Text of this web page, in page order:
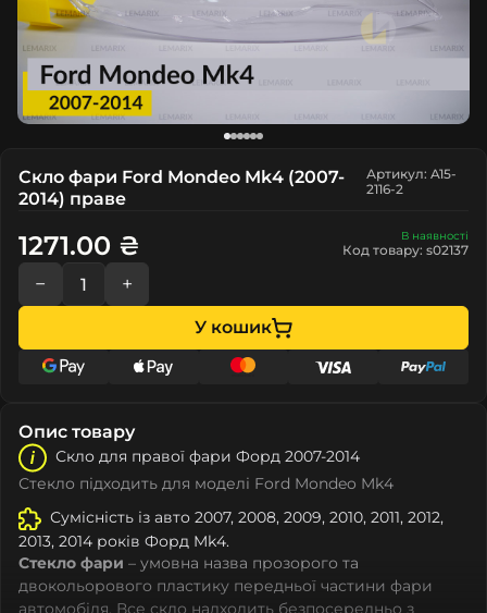
Скло фари Ford Mondeo Mk4 (2007-
2014) праве
Артикул: A15-
2116-2
В наявності
Код товару: s02137
1271.00 ₴
− +
У кошик
Опис товару
Скло для правої фари Форд 2007-2014
Стекло підходить для моделі Ford Mondeo Mk4
Сумісність із авто 2007, 2008, 2009, 2010, 2011, 2012,
2013, 2014 років Форд Mk4.
Стекло фари – умовна назва прозорого та
двокольорового пластику передньої частини фари
автомобіля. Все скло надходить безпосередньо з